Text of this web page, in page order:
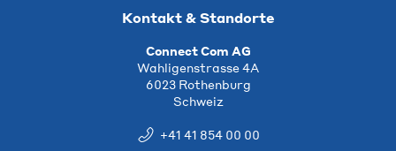
Kontakt & Standorte
Connect Com AG
Wahligenstrasse 4A
6023 Rothenburg
Schweiz
+41 41 854 00 00